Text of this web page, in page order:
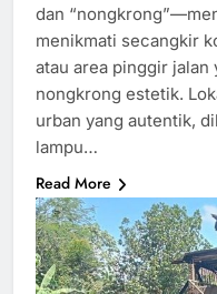
dan
menikmati secangkir
atau area pinggir
nongkrong estetik.
urban yang autentik,
lampu…
Read More